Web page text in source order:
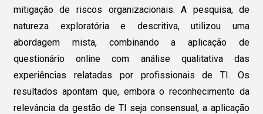
mitigação de riscos organizacionais. A pesquisa, de
natureza exploratória e descritiva, utilizou uma
abordagem mista, combinando a aplicação de
questionário online com análise qualitativa das
experiências relatadas por profissionais de TI. Os
resultados apontam que, embora o reconhecimento da
relevância da gestão de TI seja consensual, a aplicação